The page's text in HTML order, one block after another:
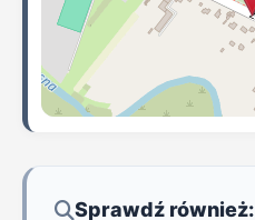
Sprawdź również: